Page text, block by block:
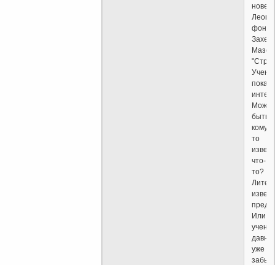
фон
Захер-
Может
быть,
кому-
то
что-
то?
Или
давно
уже